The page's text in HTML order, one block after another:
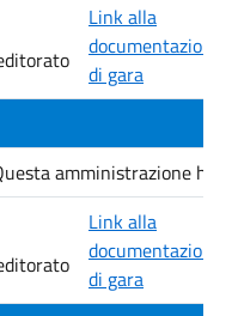
Link alla
documentazione
di gara
amministrazione
Link alla
documentazione
di gara